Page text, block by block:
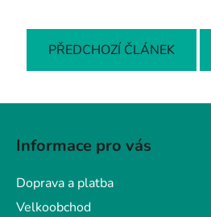
PŘEDCHOZÍ ČLÁNEK
Informace pro vás
Doprava a platba
Velkoobchod